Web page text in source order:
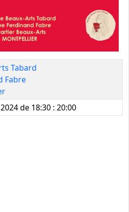
Tabard
Fabre
de 18:30 : 20:00